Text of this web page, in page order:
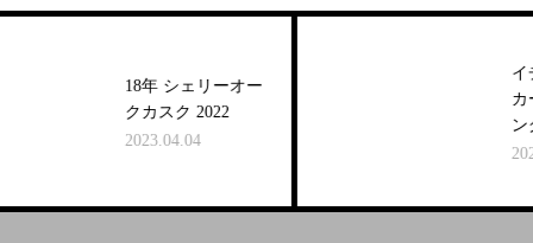
18年 シェリーオー
クカスク 2022
2023.04.04
イチ
カー
ング